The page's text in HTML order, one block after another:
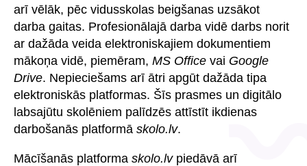
arī vēlāk, pēc vidusskolas beigšanas uzsākot
darba gaitas. Profesionālajā darba vidē darbs norit
ar dažāda veida elektroniskajiem dokumentiem
mākoņa vidē, piemēram, MS Office vai Google
Drive. Nepieciešams arī ātri apgūt dažāda tipa
elektroniskās platformas. Šīs prasmes un digitālo
labsajūtu skolēniem palīdzēs attīstīt ikdienas
darbošanās platformā skolo.lv.
Mācīšanās platforma skolo.lvpiedāvā arī